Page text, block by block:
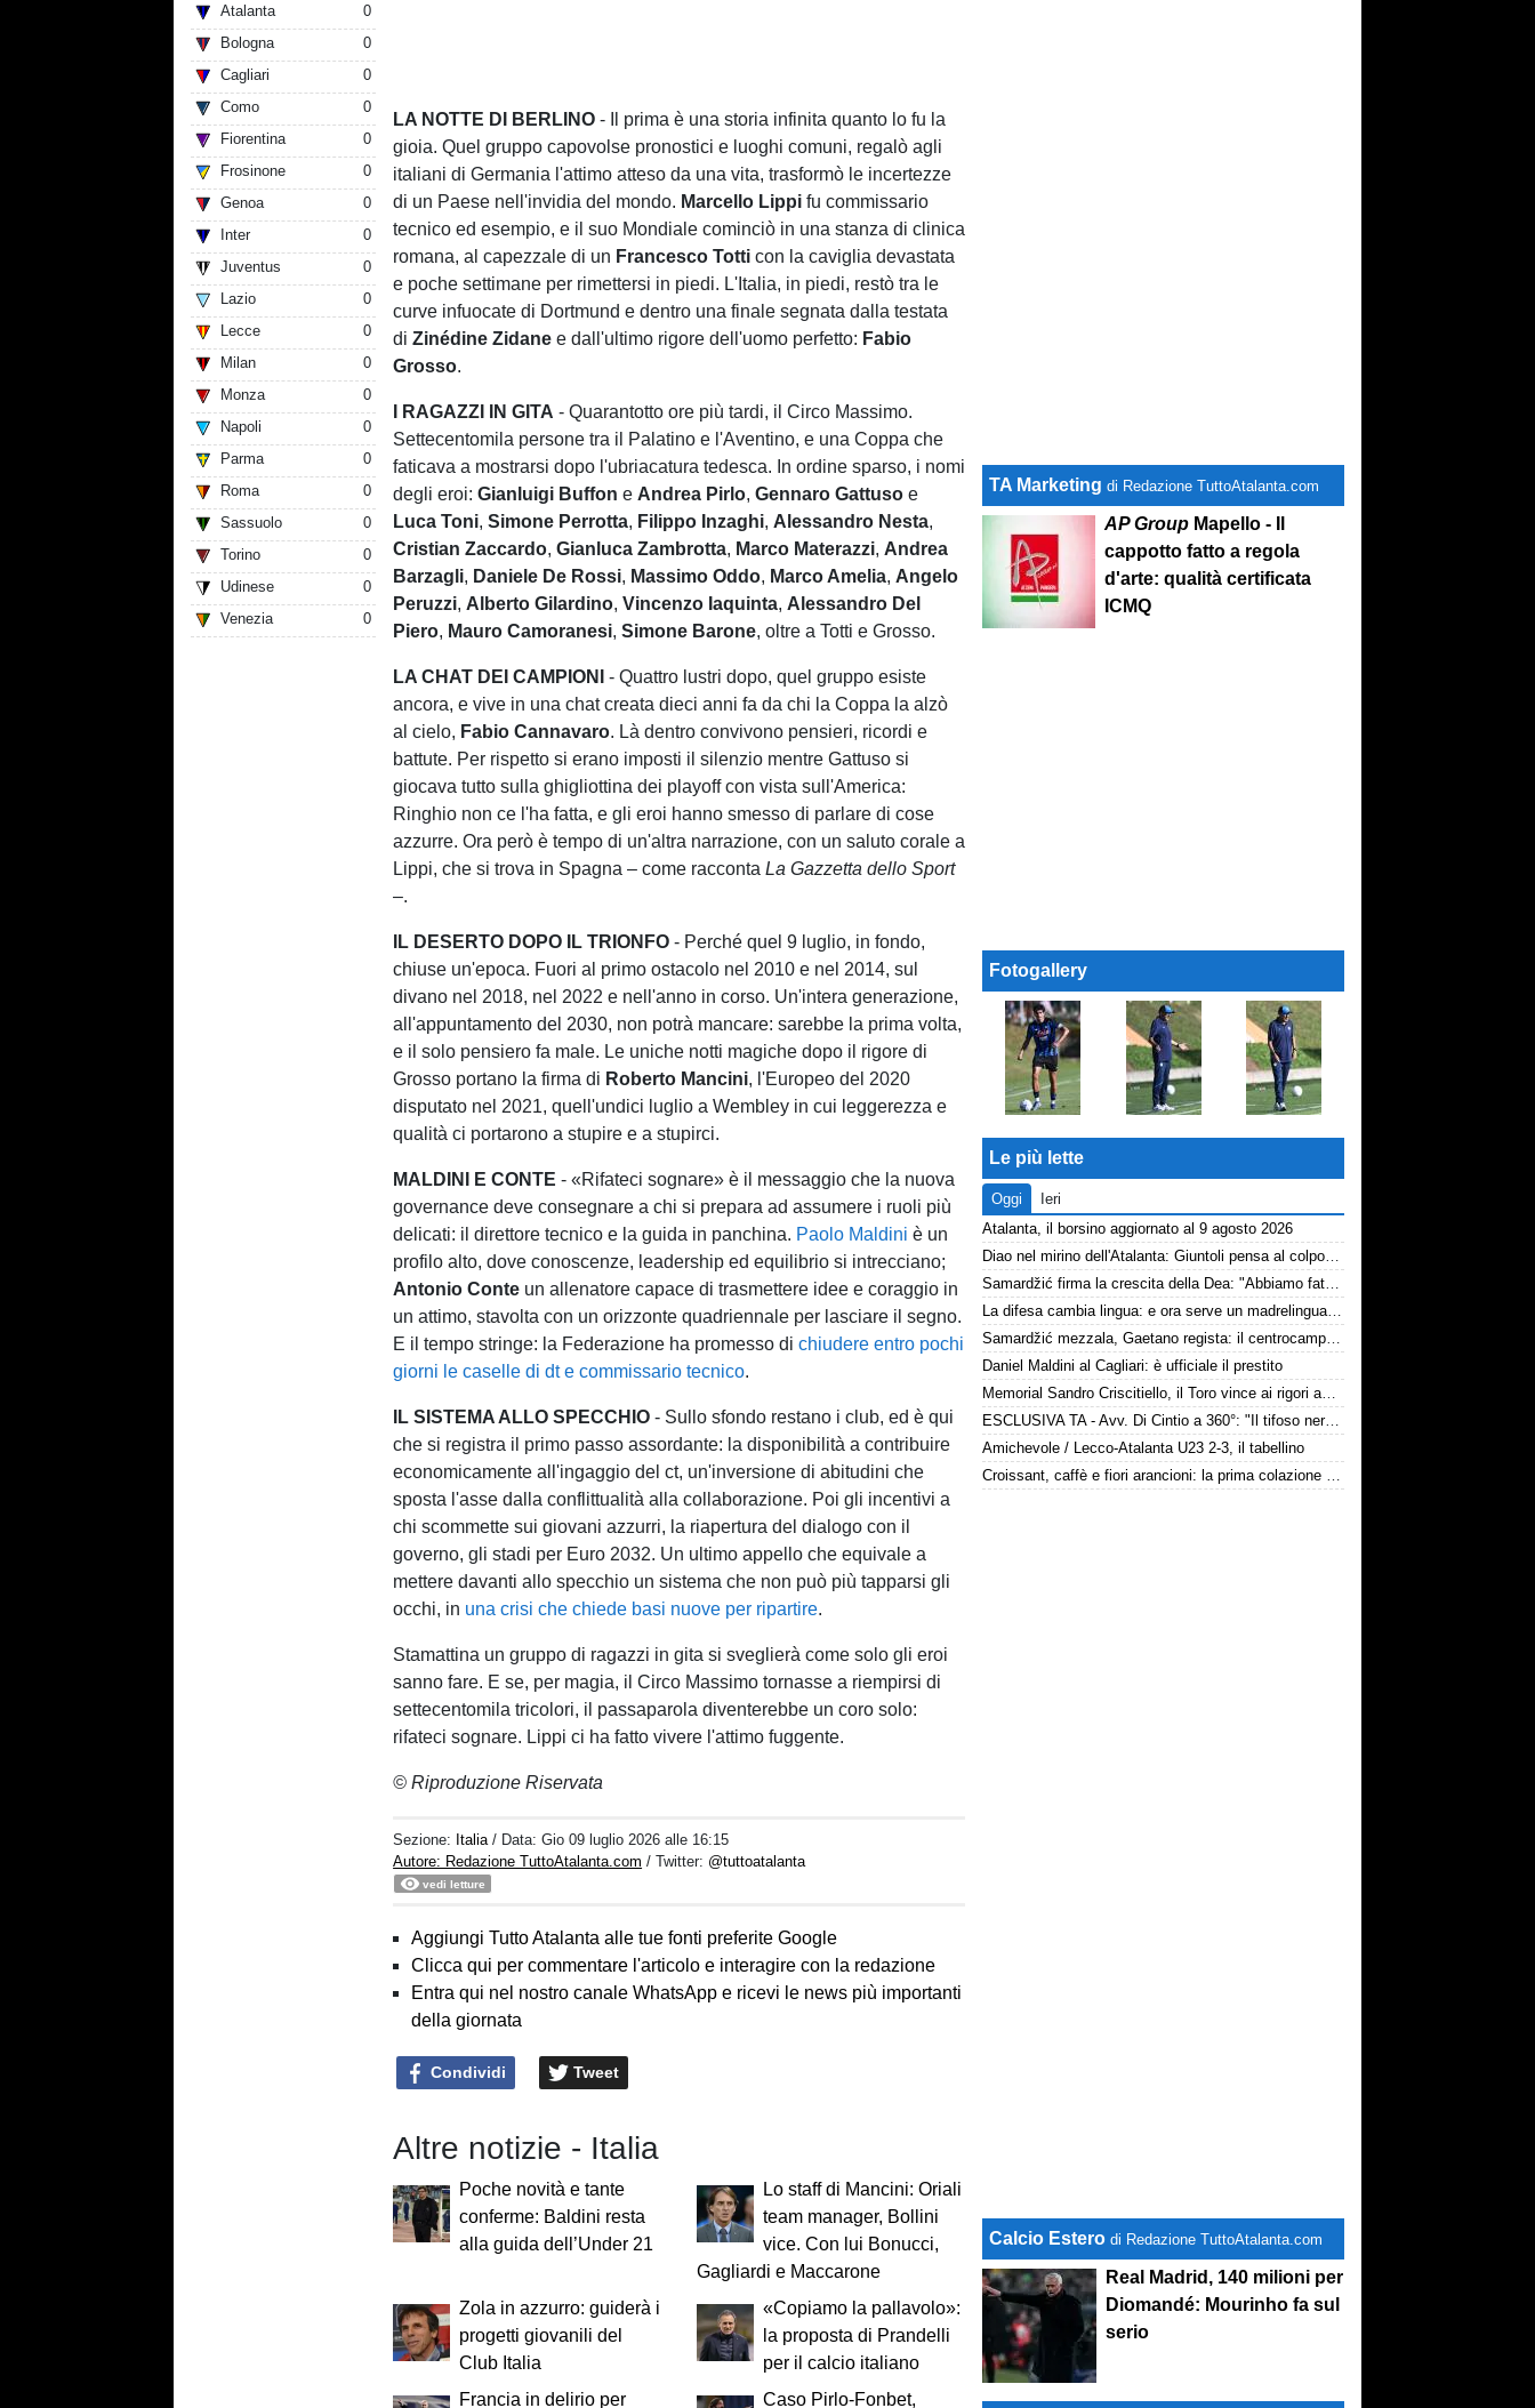
Atalanta
0
Bologna
0
Cagliari
0
Como
0
Fiorentina
0
Frosinone
0
Genoa
0
Inter
0
Juventus
0
Lazio
0
Lecce
0
Milan
0
Monza
0
Napoli
0
Parma
0
Roma
0
Sassuolo
0
Torino
0
Udinese
0
Venezia
0
LA NOTTE DI BERLINO - Il prima è una storia infinita quanto lo fu la
gioia. Quel gruppo capovolse pronostici e luoghi comuni, regalò agli
italiani di Germania l'attimo atteso da una vita, trasformò le incertezze
di un Paese nell'invidia del mondo. Marcello Lippi fu commissario
tecnico ed esempio, e il suo Mondiale cominciò in una stanza di clinica
romana, al capezzale di un Francesco Totti con la caviglia devastata
e poche settimane per rimettersi in piedi. L'Italia, in piedi, restò tra le
curve infuocate di Dortmund e dentro una finale segnata dalla testata
diZinédine Zidane e dall'ultimo rigore dell'uomo perfetto: Fabio
Grosso.
I RAGAZZI IN GITA - Quarantotto ore più tardi, il Circo Massimo.
Settecentomila persone tra il Palatino e l'Aventino, e una Coppa che
faticava a mostrarsi dopo l'ubriacatura tedesca. In ordine sparso, i nomi
degli eroi:Gianluigi Buffon e Andrea Pirlo,Gennaro Gattuso e
Luca Toni,Simone Perrotta, Filippo Inzaghi, Alessandro Nesta,
Cristian Zaccardo,Gianluca Zambrotta, Marco Materazzi, Andrea
Barzagli, Daniele De Rossi, Massimo Oddo, Marco Amelia, Angelo
Peruzzi, Alberto Gilardino,Vincenzo Iaquinta, Alessandro Del
Piero, Mauro Camoranesi,Simone Barone, oltre a Totti e Grosso.
LA CHAT DEI CAMPIONI
- Quattro lustri dopo, quel gruppo esiste
ancora, e vive in una chat creata dieci anni fa da chi la Coppa la alzò
al cielo, Fabio Cannavaro. Là dentro convivono pensieri, ricordi e
battute. Per rispetto si erano imposti il silenzio mentre Gattuso si
giocava tutto sulla ghigliottina dei playoff con vista sull'America:
Ringhio non ce l'ha fatta, e gli eroi hanno smesso di parlare di cose
azzurre. Ora però è tempo di un'altra narrazione, con un saluto corale a
Lippi, che si trova in Spagna – come raccontaLa Gazzetta dello Sport
–.
IL DESERTO DOPO IL TRIONFO - Perché quel 9 luglio, in fondo,
chiuse un'epoca. Fuori al primo ostacolo nel 2010 e nel 2014, sul
divano nel 2018, nel 2022 e nell'anno in corso. Un'intera generazione,
all'appuntamento del 2030, non potrà mancare: sarebbe la prima volta,
e il solo pensiero fa male. Le uniche notti magiche dopo il rigore di
Grosso portano la firma di Roberto Mancini, l'Europeo del 2020
disputato nel 2021, quell'undici luglio a Wembley in cui leggerezza e
qualità ci portarono a stupire e a stupirci.
MALDINI E CONTE - «Rifateci sognare» è il messaggio che la nuova
governance deve consegnare a chi si prepara ad assumere i ruoli più
delicati: il direttore tecnico e la guida in panchina. Paolo Maldini è un
profilo alto, dove conoscenze, leadership ed equilibrio si intrecciano;
Antonio Conte un allenatore capace di trasmettere idee e coraggio in
un attimo, stavolta con un orizzonte quadriennale per lasciare il segno.
E il tempo stringe: la Federazione ha promesso dichiudere entro pochi
giorni le caselle di dt e commissario tecnico.
IL SISTEMA ALLO SPECCHIO - Sullo sfondo restano i club, ed è qui
che si registra il primo passo assordante: la disponibilità a contribuire
economicamente all'ingaggio del ct, un'inversione di abitudini che
sposta l'asse dalla conflittualità alla collaborazione. Poi gli incentivi a
chi scommette sui giovani azzurri, la riapertura del dialogo con il
governo, gli stadi per Euro 2032. Un ultimo appello che equivale a
mettere davanti allo specchio un sistema che non può più tapparsi gli
occhi, in una crisi che chiede basi nuove per ripartire.
Stamattina un gruppo di ragazzi in gita si sveglierà come solo gli eroi
sanno fare. E se, per magia, il Circo Massimo tornasse a riempirsi di
settecentomila tricolori, il passaparola diventerebbe un coro solo:
rifateci sognare. Lippi ci ha fatto vivere l'attimo fuggente.
© Riproduzione Riservata
Sezione: Italia / Data:Gio 09 luglio 2026 alle 16:15
Autore: Redazione TuttoAtalanta.com / Twitter: @tuttoatalanta
vedi letture
Aggiungi Tutto Atalanta alle tue fonti preferite Google
Clicca qui per commentare l'articolo e interagire con la redazione
Entra qui nel nostro canale WhatsApp e ricevi le news più importanti
della giornata
Condividi Tweet
Altre notizie - Italia
Poche novità e tante
conferme: Baldini resta
alla guida dell’Under 21
Lo staff di Mancini: Oriali
team manager, Bollini
vice. Con lui Bonucci,
Gagliardi e Maccarone
Zola in azzurro: guiderà i
progetti giovanili del
Club Italia
«Copiamo la pallavolo»:
la proposta di Prandelli
per il calcio italiano
Francia in delirio per
Caso Pirlo-Fonbet,
TA Marketing di Redazione TuttoAtalanta.com
AP Group Mapello - Il
cappotto fatto a regola
d'arte: qualità certificata
ICMQ
Fotogallery
Le più lette
Oggi
Ieri
Atalanta, il borsino aggiornato al 9 agosto 2026
Diao nel mirino dell'Atalanta: Giuntoli pensa al colpo dal Como
Samardžić firma la crescita della Dea: "Abbiamo fatto vedere cosa possiamo fare"
La difesa cambia lingua: e ora serve un madrelingua della zona
Samardžić mezzala, Gaetano regista: il centrocampo di Sarri decolla
Daniel Maldini al Cagliari: è ufficiale il prestito
Memorial Sandro Criscitiello, il Toro vince ai rigori ad Avellino
ESCLUSIVA TA - Avv. Di Cintio a 360°: "Il tifoso nerazzurro non può sentirsi trattato come un bancomat! Diamo tempo a Sarri, su Samardžić..."
Amichevole / Lecco-Atalanta U23 2-3, il tabellino
Croissant, caffè e fiori arancioni: la prima colazione bergamasca dei Gaetano
Calcio Estero di Redazione TuttoAtalanta.com
Real Madrid, 140 milioni per
Diomandé: Mourinho fa sul
serio